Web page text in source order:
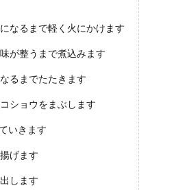
なるまで軽く火にかけます
が整うまで煮込みます
るまでたたきます
ショウをまぶします
いきます
げます
します